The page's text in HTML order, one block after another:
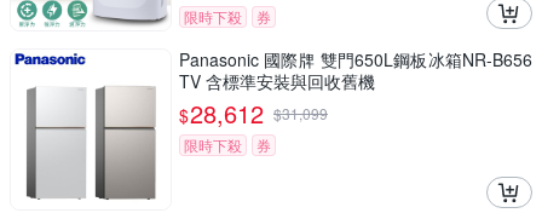
限時下殺 券
Panasonic 國際牌 雙門650L鋼板冰箱NR-B656
TV 含標準安裝與回收舊機
$28,612 $31,099
限時下殺
券